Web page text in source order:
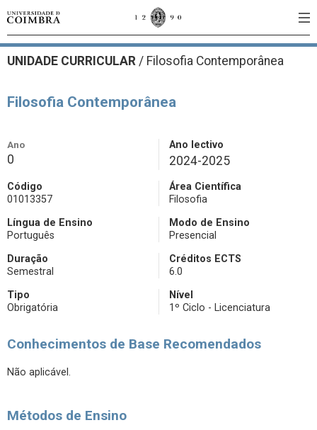
UNIDADE CURRICULAR / Filosofia Contemporânea
Filosofia Contemporânea
Ano
0
Ano lectivo
2024-2025
Código
01013357
Área Científica
Filosofia
Língua de Ensino
Português
Modo de Ensino
Presencial
Duração
Semestral
Créditos ECTS
6.0
Tipo
Obrigatória
Nível
1º Ciclo - Licenciatura
Conhecimentos de Base Recomendados
Não aplicável.
Métodos de Ensino